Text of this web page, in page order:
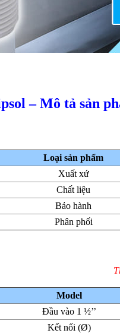
– Mô tả sản
Loại sản phẩm
Xuất xứ
Chất liệu
Bảo hành
Phân phối
Model
Đầu vào 1 ½’’
Kết nối (Ø)